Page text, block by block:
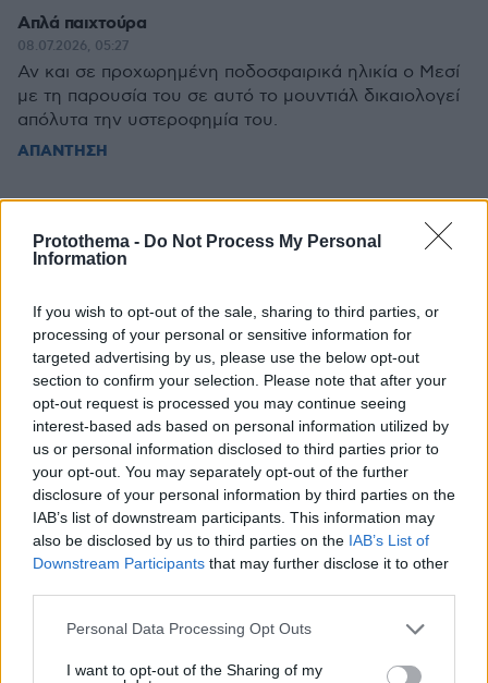
Protothema - Do Not Process My Personal
Information
If you wish to opt-out of the sale, sharing to third parties, or
processing of your personal or sensitive information for
targeted advertising by us, please use the below opt-out
section to confirm your selection. Please note that after your
opt-out request is processed you may continue seeing
interest-based ads based on personal information utilized by
us or personal information disclosed to third parties prior to
your opt-out. You may separately opt-out of the further
disclosure of your personal information by third parties on the
IAB’s list of downstream participants. This information may
also be disclosed by us to third parties on the IAB’s List of
Downstream Participants that may further disclose it to other
Please note that this website/app uses one or more Google
not limited to your visit or usage behaviour. You may click to
Personal Data Processing Opt Outs
I want to opt-out of the Sharing of my
Απλά παιχτούρα
08.07.2026, 05:27
Αν και σε προχωρημένη ποδοσφαιρικά ηλικία ο Μεσί
με τη παρουσία του σε αυτό το μουντιάλ δικαιολογεί
απόλυτα την υστεροφημία του.
ΑΠΑΝΤΗΣΗ
08.07.2026, 03:22
ΠΟΙΟΣ Μεσι ρε ! φτανει με τον κοντορεβυθουλη τον
μυρλα , κλαψα.
ΑΠΑΝΤΗΣΗ
ΓΙΩΡΓΟΣ
08.07.2026, 15:55
Άσε τις ζήλιες
ΑΠΑΝΤΗΣΗ
Τώρα όλοι κλαίνε μετά τους αγώνες.
ΑΠΑΝΤΗΣΗ